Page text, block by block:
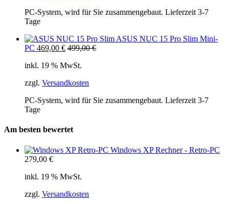
PC-System, wird für Sie zusammengebaut. Lieferzeit 3-7
Tage
ASUS NUC 15 Pro Slim Mini-
PC 469,00 € 499,00€
inkl. 19 % MwSt.
zzgl. Versandkosten
PC-System, wird für Sie zusammengebaut. Lieferzeit 3-7
Tage
Am besten bewertet
Windows XP Rechner - Retro-PC
279,00 €
inkl. 19 % MwSt.
zzgl. Versandkosten